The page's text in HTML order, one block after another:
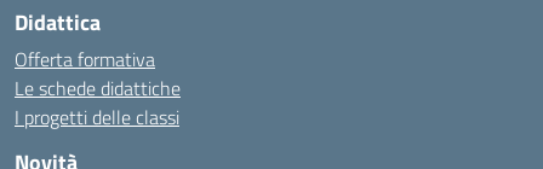
Didattica
Offerta formativa
Le schede didattiche
I progetti delle classi
Novità